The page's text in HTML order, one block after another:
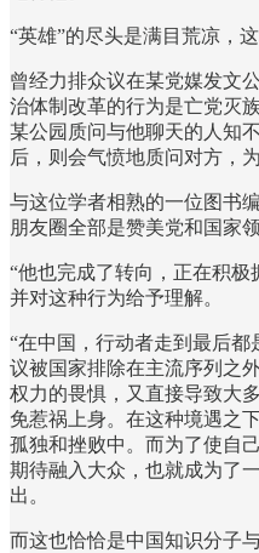
“英雄”的尽头是满目荒凉，
曾经力排众议在某党媒发文
治体制改革的行为是亡党灭
某公园质问与他聊天的人知
后，则会气愤地质问对方，
与这位学者相熟的一位图书
朋友圈全部是赞美党和国家
“他也完成了转向，正在积极
并对这种行为给予理解。
“在中国，行动者走到最后
议被国家排除在主流序列之
权力的畏惧，又直接导致大
免惹祸上身。在这种境遇之
孤独和挫败中。而为了使自
期待融入大众，也就成为了
出。
而这也恰恰是中国知识分子